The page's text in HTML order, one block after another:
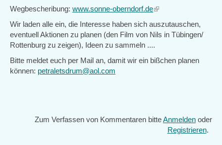
Wegbescheribung: www.sonne-oberndorf.de(link
external)
Wir laden alle ein, die Interesse haben sich auszutauschen,
eventuell Aktionen zu planen (den Film von Nils in Tübingen/
Rottenburg zu zeigen), Ideen zu sammeln ....
Bitte meldet euch per Mail an, damit wir ein bißchen planen
können: petraletsdrum@aol.com
Zum Verfassen von Kommentaren bitteAnmelden oder
Registrieren.